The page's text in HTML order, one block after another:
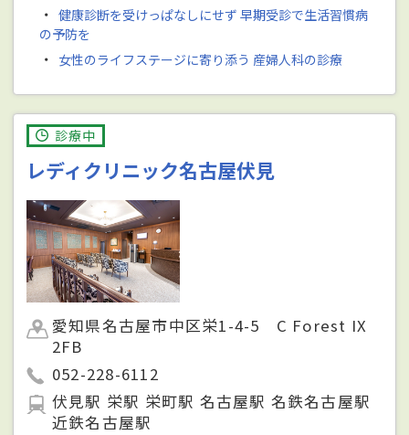
・ 健康診断を受けっぱなしにせず 早期受診で生活習慣病
の予防を
・ 女性のライフステージに寄り添う 産婦人科の診療
診療中
レディクリニック名古屋伏見
愛知県名古屋市中区栄1-4-5 C Forest IX
2FB
052-228-6112
伏見駅 栄駅 栄町駅 名古屋駅 名鉄名古屋駅
近鉄名古屋駅